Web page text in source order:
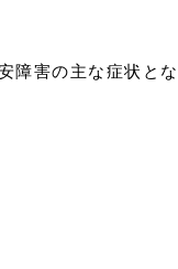
障害の主な症状とな